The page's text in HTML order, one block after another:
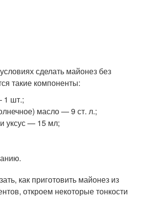
сделать майонез без
такие компоненты:
1 шт.;
масло — 9 ст. л.;
уксус — 15 мл;
как приготовить майонез из
откроем некоторые тонкости